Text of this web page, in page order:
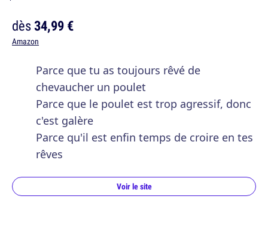
dès34,99 €
Amazon
Parce que tu as toujours rêvé de
chevaucher un poulet
Parce que le poulet est trop agressif, donc
c'est galère
Parce qu'il est enfin temps de croire en tes
rêves
Voir le site